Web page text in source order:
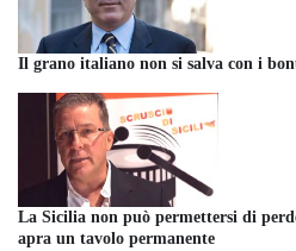
Il grano italiano non si salva con i
La Sicilia non può permettersi di
apra un tavolo permanente